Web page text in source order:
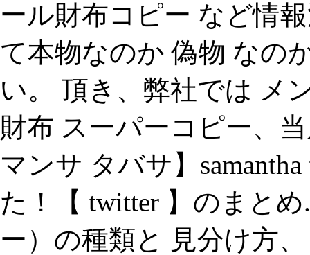
ール財布コピー など情
て本物なのか 偽物 なの
い。 頂き、弊社では メ
財布 スーパーコピー、
マンサ タバサ】
た！【 twitter 】のまと
ー）の種類と 見分け方